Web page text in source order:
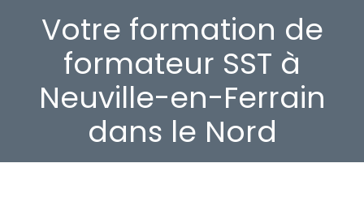
Votre formation de
formateur SST à
Neuville-en-Ferrain
dans le Nord